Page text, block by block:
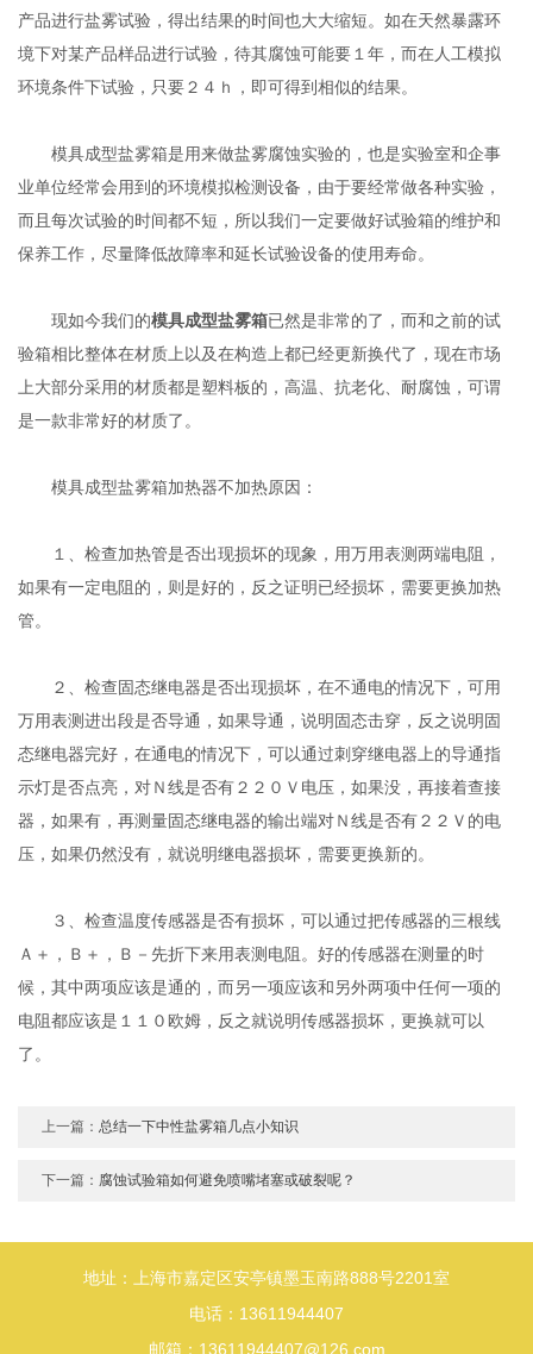
产品进行盐雾试验，得出结果的时间也大大缩短。如在天然暴露环
境下对某产品样品进行试验，待其腐蚀可能要１年，而在人工模拟
环境条件下试验，只要２４ｈ，即可得到相似的结果。
模具成型盐雾箱是用来做盐雾腐蚀实验的，也是实验室和企事
业单位经常会用到的环境模拟检测设备，由于要经常做各种实验，
而且每次试验的时间都不短，所以我们一定要做好试验箱的维护和
保养工作，尽量降低故障率和延长试验设备的使用寿命。
现如今我们的模具成型盐雾箱已然是非常的了，而和之前的试
验箱相比整体在材质上以及在构造上都已经更新换代了，现在市场
上大部分采用的材质都是塑料板的，高温、抗老化、耐腐蚀，可谓
是一款非常好的材质了。
模具成型盐雾箱加热器不加热原因：
１、检查加热管是否出现损坏的现象，用万用表测两端电阻，
如果有一定电阻的，则是好的，反之证明已经损坏，需要更换加热
管。
２、检查固态继电器是否出现损坏，在不通电的情况下，可用
万用表测进出段是否导通，如果导通，说明固态击穿，反之说明固
态继电器完好，在通电的情况下，可以通过刺穿继电器上的导通指
示灯是否点亮，对Ｎ线是否有２２０Ｖ电压，如果没，再接着查接
器，如果有，再测量固态继电器的输出端对Ｎ线是否有２２Ｖ的电
压，如果仍然没有，就说明继电器损坏，需要更换新的。
３、检查温度传感器是否有损坏，可以通过把传感器的三根线
Ａ＋，Ｂ＋，Ｂ－先折下来用表测电阻。好的传感器在测量的时
候，其中两项应该是通的，而另一项应该和另外两项中任何一项的
电阻都应该是１１０欧姆，反之就说明传感器损坏，更换就可以
了。
上一篇：总结一下中性盐雾箱几点小知识
下一篇： 腐蚀试验箱如何避免喷嘴堵塞或破裂呢？
地址：上海市嘉定区安亭镇墨玉南路888号2201室
电话：13611944407
邮箱：13611944407@126.com